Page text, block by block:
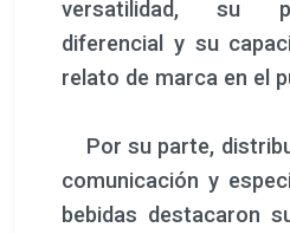
del acto fue la
oficial,realizada en
hielopara
ofreció una
combinada con
un matiz fresco y